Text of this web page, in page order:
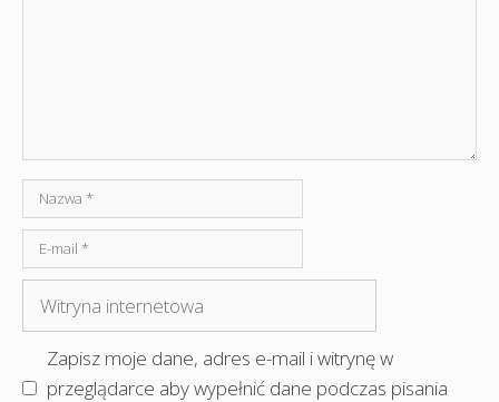
Nazwa
mail
internetowa
Zapisz moje dane, adres e-mail i witrynę w
przeglądarce aby wypełnić dane podczas pisania